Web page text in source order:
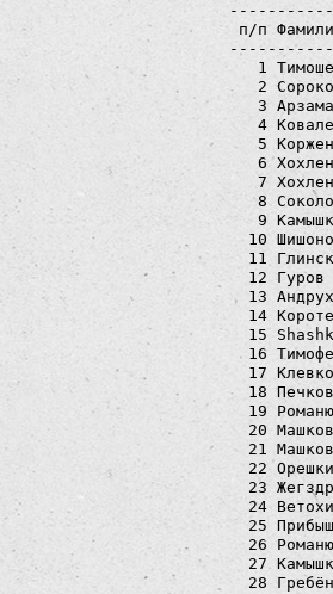
п/п
1
2
3
4
5
6
7
8
9
10
11
12 Гуров
13
14
15
16
17
18
19
20
21
22
23
24
25
26
27
28